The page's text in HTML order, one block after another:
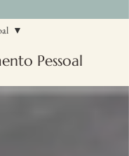
Pessoal